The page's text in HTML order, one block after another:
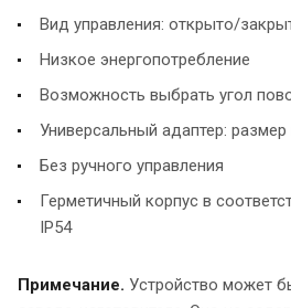
Вид управления: открыто/
Низкое энергопотребление
Возможность выбрать угол
Универсальный адаптер:
Без ручного управления
Герметичный корпус в
IР54
Примечание. Устройство может